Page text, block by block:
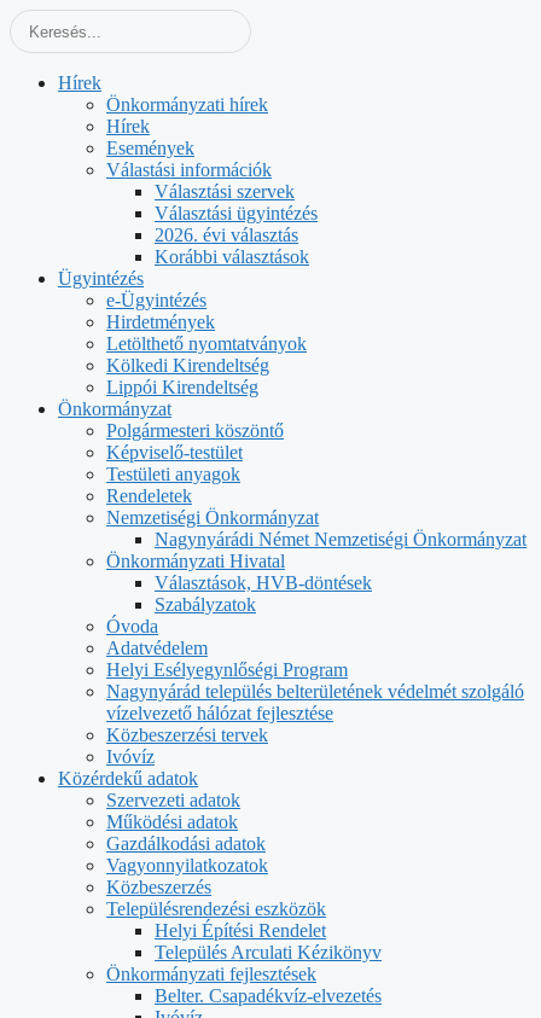
Hírek
Önkormányzati hírek
Hírek
Események
Válastási információk
Választási szervek
Választási ügyintézés
2026. évi választás
Korábbi választások
Ügyintézés
e-Ügyintézés
Hirdetmények
Letölthető nyomtatványok
Kölkedi Kirendeltség
Lippói Kirendeltség
Önkormányzat
Polgármesteri köszöntő
Képviselő-testület
Testületi anyagok
Rendeletek
Nemzetiségi Önkormányzat
Nagynyárádi Német Nemzetiségi Önkormányzat
Önkormányzati Hivatal
Választások, HVB-döntések
Szabályzatok
Óvoda
Adatvédelem
Helyi Esélyegynlőségi Program
Nagynyárád település belterületének védelmét szolgáló
vízelvezető hálózat fejlesztése
Közbeszerzési tervek
Ivóvíz
Közérdekű adatok
Szervezeti adatok
Működési adatok
Gazdálkodási adatok
Vagyonnyilatkozatok
Közbeszerzés
Településrendezési eszközök
Helyi Építési Rendelet
Település Arculati Kézikönyv
Önkormányzati fejlesztések
Belter. Csapadékvíz-elvezetés